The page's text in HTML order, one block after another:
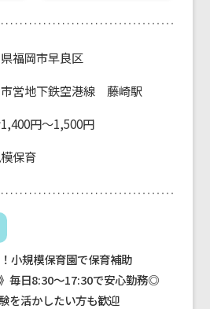
福岡市早良区
営地下鉄空港線 藤崎駅
円～1,500円
保育
小規模保育園で保育補助
毎日8:30～17:30で安心勤務◎
を活かしたい方も歓迎